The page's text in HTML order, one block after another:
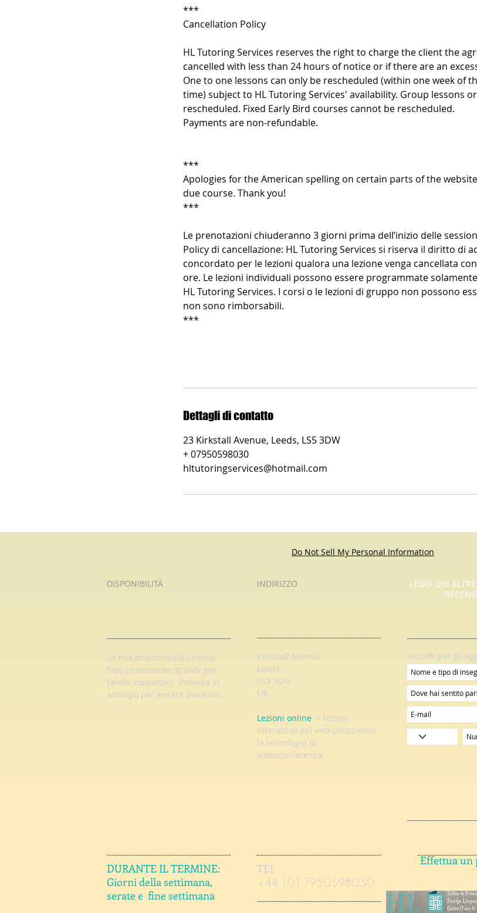
***
Cancellation Policy
HL Tutoring Services reserves the right to charge the client the
cancelled with less than 24 hours of notice or if there are an
One to one lessons can only be rescheduled (within one week of
time) subject to HL Tutoring Services' availability. Group lessons
rescheduled. Fixed Early Bird courses cannot be rescheduled.
Payments are non-refundable.
***
Apologies for the American spelling on certain parts of the
due course. Thank you!
***
Le prenotazioni chiuderanno 3 giorni prima dell’inizio delle
Policy di cancellazione: HL Tutoring Services si riserva il diritto di
concordato per le lezioni qualora una lezione venga cancellata
ore. Le lezioni individuali possono essere programmate
HL Tutoring Services. I corsi o le lezioni di gruppo non possono
non sono rimborsabili.
***
Dettagli di contatto
23 Kirkstall Avenue, Leeds, LS5 3DW
+ 07950598030
hltutoringservices@hotmail.com
LEGGI QUI
Kirkstall Avenue
Leeds
LS5 3DW
UK
Lezioni online = lezioni
interattive dal vivo utilizzando
la tecnologia di
videoconferenza
DISPONIBILITÀ
La mia disponibilità cambia
frequentemente, quindi per
favore contattaci. Prenota in
anticipo per evitare delusioni.
DURANTE IL TERMINE:
Giorni della settimana,
serate e fine settimana
INDIRIZZO
TEL
+44 (0) 7950598030
Iscriviti per gli
Effettua un
Do Not Sell My Personal Information